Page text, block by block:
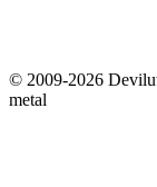
© 2009-2026
metal